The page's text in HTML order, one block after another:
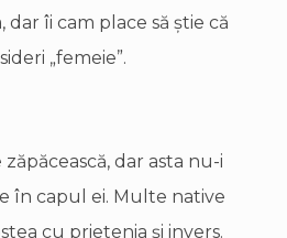
dar îi cam place să ştie că
„femeie”.
dar asta nu-i
în capul ei. Multe native
cu prietenia şi invers.